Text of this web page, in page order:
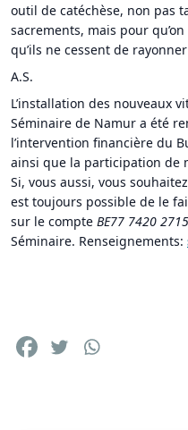
outil de catéchèse, non pas
sacrements, mais pour
qu’ils ne cessent de
A.S.
L’installation des nouveaux
Séminaire de Namur a été
l’intervention financière du
ainsi que la participation de
Si, vous aussi, vous
est toujours possible de le
sur le compte BE77 7420
Séminaire. Renseignements: